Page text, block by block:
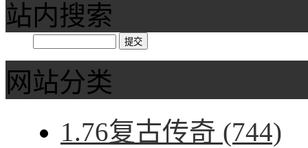
站内搜索
网站分类
1.76复古传奇 (744)